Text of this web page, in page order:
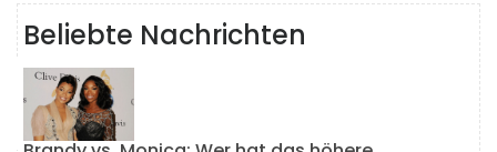
Beliebte Nachrichten